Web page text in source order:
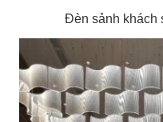
Đèn sảnh khách